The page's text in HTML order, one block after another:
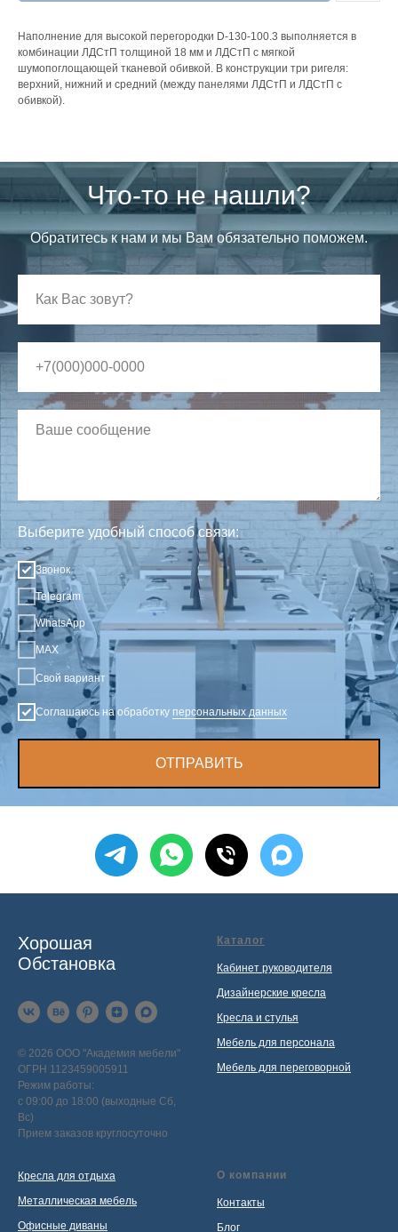
Наполнение для высокой перегородки D-130-100.3 выполняется в
комбинации ЛДСтП толщиной 18 мм и ЛДСтП с мягкой
шумопоглощающей тканевой обивкой. В конструкции три ригеля:
верхний, нижний и средний (между панелями ЛДСтП и ЛДСтП с
обивкой).
Что-то не нашли?
Обратитесь к нам и мы Вам обязательно поможем.
Выберите удобный способ связи:
Звонок
Telegram
WhatsApp
MAX
Свой вариант
Соглашаюсь на обработку персональных данных
ОТПРАВИТЬ
Хорошая
Обстановка
© 2026 ООО "Академия мебели"
ОГРН 1123459005911
Режим работы:
с 09:00 до 18:00 (выходные Сб,
Вс)
Прием заказов круглосуточно
Каталог
Кабинет руководителя
Дизайнерские кресла
Кресла и стулья
Мебель для персонала
Мебель для переговорной
Кресла для отдыха
Металлическая мебель
Офисные диваны
О компании
Контакты
Блог